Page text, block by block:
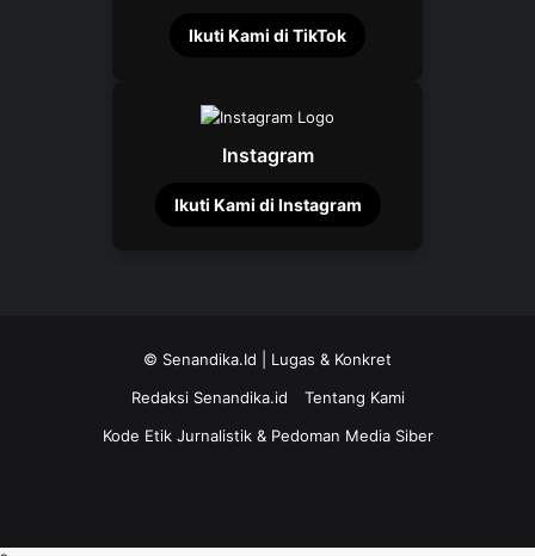
Ikuti Kami di TikTok
Instagram
Ikuti Kami di Instagram
© Senandika.Id | Lugas & Konkret
Redaksi Senandika.id
Tentang Kami
Kode Etik Jurnalistik & Pedoman Media Siber